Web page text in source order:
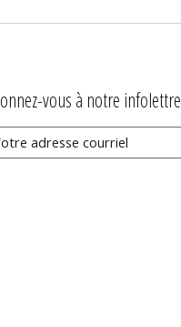
vous à notre infolettre